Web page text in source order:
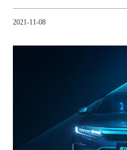
2021-11-08